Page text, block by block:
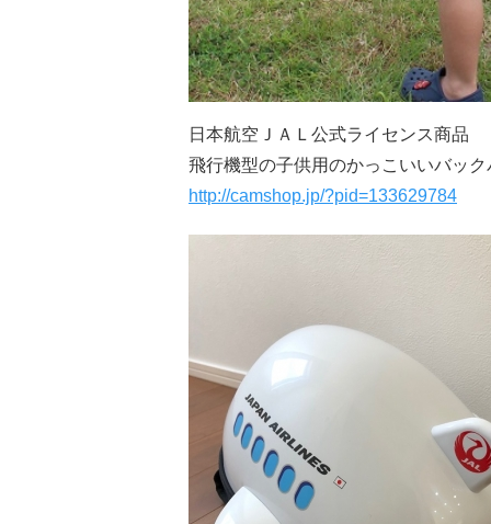
日本航空ＪＡＬ公式ライセンス商品
飛行機型の子供用のかっこいいバック
http://camshop.jp/?pid=133629784